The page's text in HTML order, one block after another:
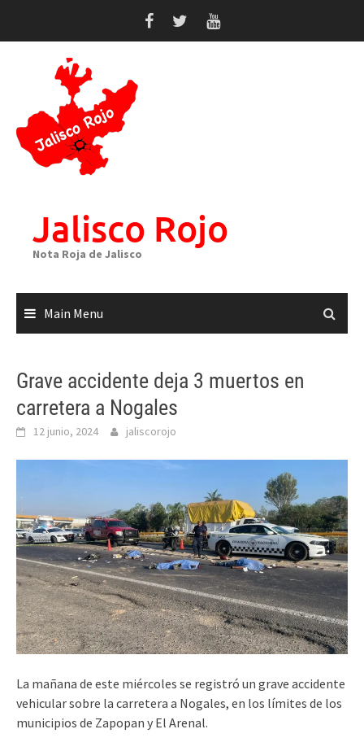
Jalisco Rojo
Nota Roja de Jalisco
Main Menu
Grave accidente deja 3 muertos en
carretera a Nogales
12 junio, 2024 jaliscorojo
La mañana de este miércoles se registró un grave accidente
vehicular sobre la carretera a Nogales, en los límites de los
municipios de Zapopan y El Arenal.